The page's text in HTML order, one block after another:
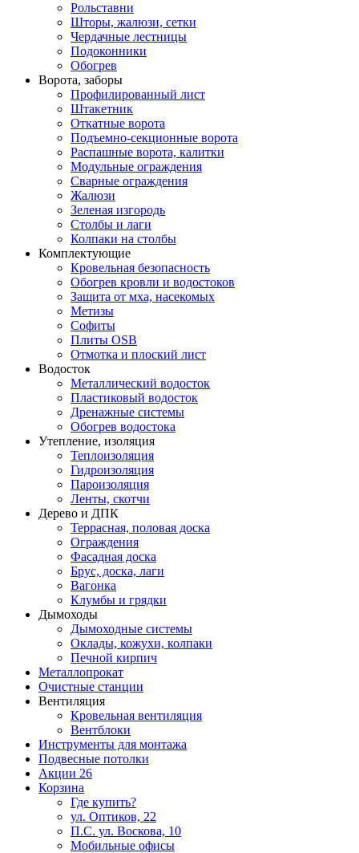
Рольставни
Шторы, жалюзи, сетки
Чердачные лестницы
Подоконники
Обогрев
Ворота, заборы
Профилированный лист
Штакетник
Откатные ворота
Подъемно-секционные ворота
Распашные ворота, калитки
Модульные ограждения
Сварные ограждения
Жалюзи
Зеленая изгородь
Столбы и лаги
Колпаки на столбы
Комплектующие
Кровельная безопасность
Обогрев кровли и водостоков
Защита от мха, насекомых
Метизы
Софиты
Плиты OSB
Отмотка и плоский лист
Водосток
Металлический водосток
Пластиковый водосток
Дренажные системы
Обогрев водостока
Утепление, изоляция
Теплоизоляция
Гидроизоляция
Пароизоляция
Ленты, скотчи
Дерево и ДПК
Террасная, половая доска
Ограждения
Фасадная доска
Брус, доска, лаги
Вагонка
Клумбы и грядки
Дымоходы
Дымоходные системы
Оклады, кожухи, колпаки
Печной кирпич
Металлопрокат
Очистные станции
Вентиляция
Кровельная вентиляция
Вентблоки
Инструменты для монтажа
Подвесные потолки
Акции 26
Корзина
Где купить?
ул. Оптиков, 22
П.С. ул. Воскова, 10
Мобильные офисы